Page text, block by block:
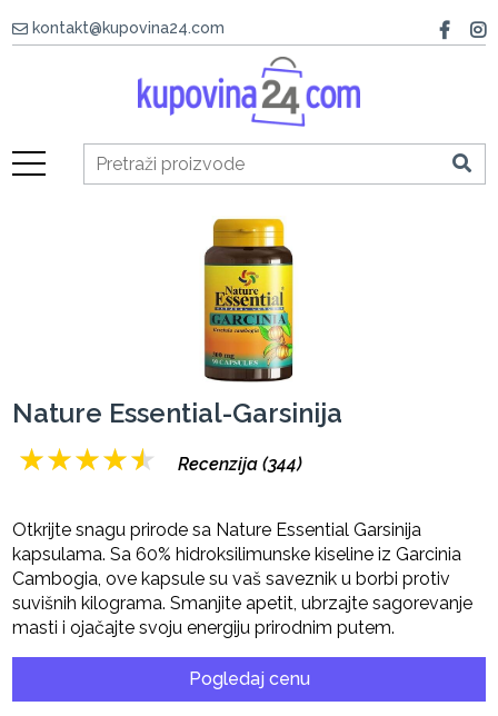
kontakt@kupovina24.com
Nature Essential-Garsinija
★★★★★ Recenzija (344)
Otkrijte snagu prirode sa Nature Essential Garsinija
kapsulama. Sa 60% hidroksilimunske kiseline iz Garcinia
Cambogia, ove kapsule su vaš saveznik u borbi protiv
suvišnih kilograma. Smanjite apetit, ubrzajte sagorevanje
masti i ojačajte svoju energiju prirodnim putem.
Pogledaj cenu